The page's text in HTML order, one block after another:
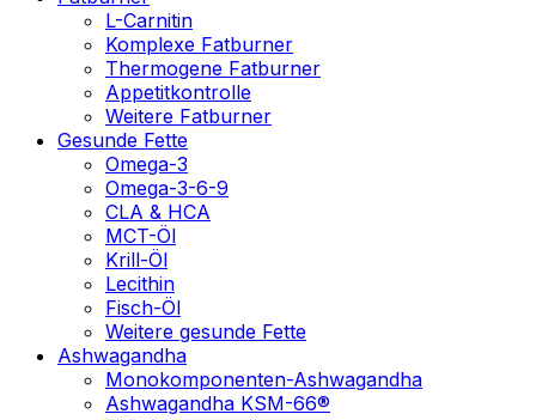
L-Carnitin
Komplexe Fatburner
Thermogene Fatburner
Appetitkontrolle
Weitere Fatburner
Gesunde Fette
Omega-3
Omega-3-6-9
CLA & HCA
MCT-Öl
Krill-Öl
Lecithin
Fisch-Öl
Weitere gesunde Fette
Ashwagandha
Monokomponenten-Ashwagandha
Ashwagandha KSM-66®